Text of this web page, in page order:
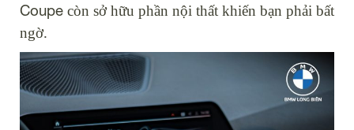
Coupe còn sở hữu phần nội thất khiến bạn phải bất
ngờ.